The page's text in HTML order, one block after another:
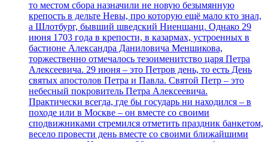
то местом сбора назначили не новую безымянную
крепость в дельте Невы, про которую ещё мало кто знал,
а Шлотбург, бывший шведский Ниеншанц. Однако 29
июня 1703 года в крепости, в казармах, устроенных в
бастионе Александра Даниловича Меншикова,
торжественно отмечалось тезоименитство царя Петра
Алексеевича. 29 июня – это Петров день, то есть День
святых апостолов Петра и Павла. Святой Петр – это
небесный покровитель Петра Алексеевича.
Практически всегда, где бы государь ни находился – в
походе или в Москве – он вместе со своими
сподвижниками стремился отметить праздник банкетом,
весело провести день вместе со своими ближайшими